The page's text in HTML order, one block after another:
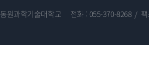
원과학기술대학교 전화 : 055-370-8268